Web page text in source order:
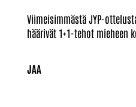
Viimeisimmästä JYP-
häärivät 1+1-tehot mieheen